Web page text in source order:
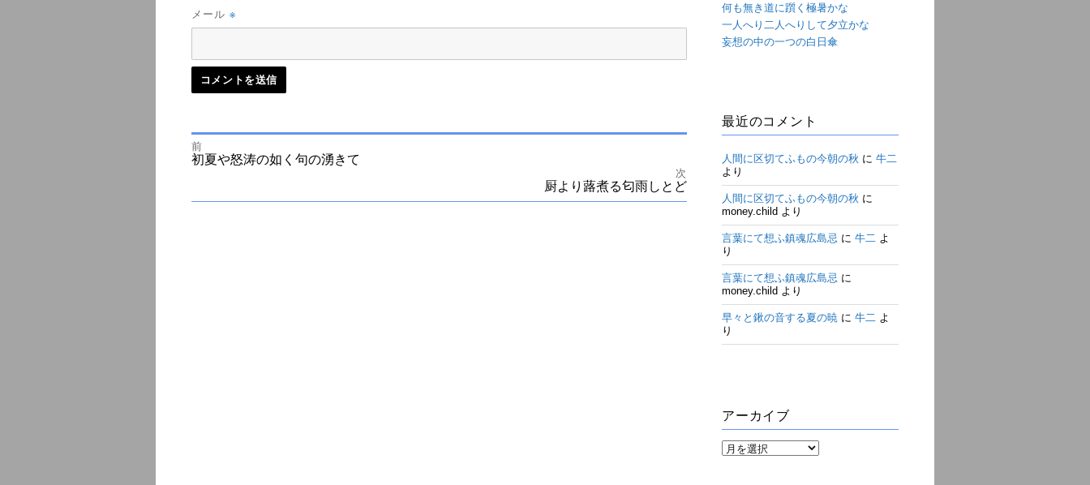
メール ※
投
前
前
の
初夏や怒涛の如く句の湧きて
次
厨より蕗煮る匂雨しとど
何も無き道に躓く極暑かな
一人へり二人へりして夕立かな
妄想の中の一つの白日傘
最近のコメント
人間に区切てふもの今朝の秋 に牛二
より
人間に区切てふもの今朝の秋 に
money.child より
言葉にて想ふ鎮魂広島忌 に牛二 よ
り
言葉にて想ふ鎮魂広島忌 に
money.child より
早々と鍬の音する夏の暁 に牛二 よ
り
アーカイブ
ア